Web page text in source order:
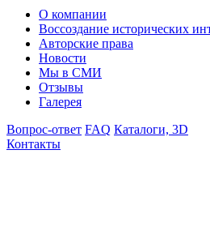
О компании
Воссоздание исторических
Авторские права
Новости
Мы в СМИ
Отзывы
Галерея
Вопрос-ответ FAQ Каталоги, 3D
Контакты